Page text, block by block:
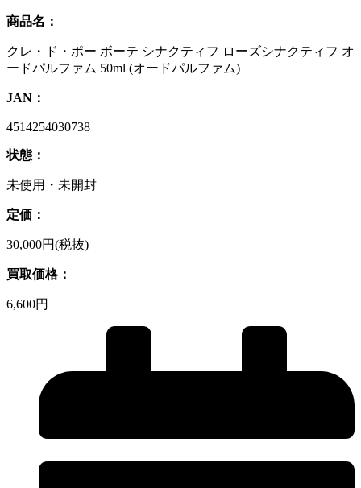
商品名：
クレ・ド・ポー ボーテ シナクティフ ローズシナクティフ オ
ードパルファム 50ml (オードパルファム)
JAN：
4514254030738
状態：
未使用・未開封
定価：
30,000円(税抜)
買取価格：
6,600円